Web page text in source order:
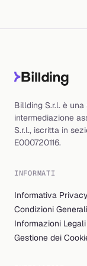
Billding S.r.l. è
intermediazione
S.r.l., iscritta in
E000720116.
INFORMATI
Informativa Privacy
Condizioni Generali
Informazioni Legali
Gestione dei